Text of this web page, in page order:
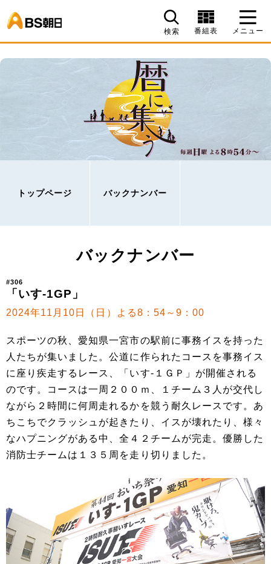
検索 番組表 メニュー
トップページ バックナンバー
バックナンバー
#306
「いす-1GP」
2024年11月10日（日）よる8：54～9：00
スポーツの秋、愛知県一宮市の駅前に事務イスを持った
人たちが集いました。公道に作られたコースを事務イス
に座り疾走するレース、「いす-１ＧＰ」が開催される
のです。コースは一周２００ｍ、１チーム３人が交代し
ながら２時間に何周走れるかを競う耐久レースです。あ
ちこちでクラッシュが起きたり、イスが壊れたり、様々
なハプニングがある中、全４２チームが完走。優勝した
消防士チームは１３５周を走り切りました。